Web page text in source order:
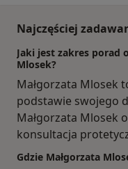
Najczęściej
Jaki jest zakres porad
Mlosek?
Małgorzata Mlosek
podstawie swojego
Małgorzata Mlosek
konsultacja
Gdzie Małgorzata